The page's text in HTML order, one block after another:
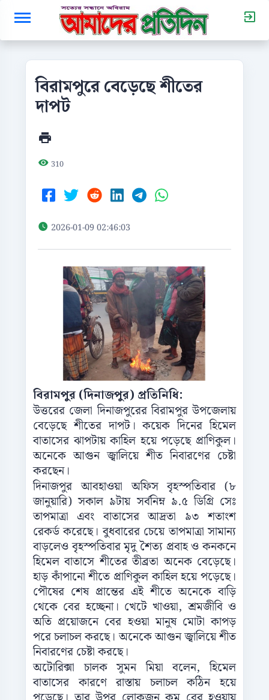
বিরামপুরে বেড়েছে শীতের
দাপট
310
2026-01-09 02:46:03
বিরামপুর (দিনাজপুর) প্রতিনিধি:
উত্তরের জেলা দিনাজপুরের বিরামপুর উপজেলায়
বেড়েছে শীতের দাপট। কয়েক দিনের হিমেল
বাতাসের ঝাপটায় কাহিল হয়ে পড়েছে প্রাণিকুল।
অনেকে আগুন জ্বালিয়ে শীত নিবারণের চেষ্টা
করছেন।
দিনাজপুর আবহাওয়া অফিস বৃহস্পতিবার (৮
জানুয়ারি) সকাল ৯টায় সর্বনিম্ন ৯.৫ ডিগ্রি সেঃ
তাপমাত্রা এবং বাতাসের আদ্রতা ৯৩ শতাংশ
রেকর্ড করেছে। বুধবারের চেয়ে তাপমাত্রা সামান্য
বাড়লেও বৃহস্পতিবার মৃদু শৈত্য প্রবাহ ও কনকনে
হিমেল বাতাসে শীতের তীব্রতা অনেক বেড়েছে।
হাড় কাঁপানো শীতে প্রাণিকুল কাহিল হয়ে পড়েছে।
পৌষের শেষ প্রান্তের এই শীতে অনেকে বাড়ি
থেকে বের হচ্ছেনা। খেটে খাওয়া, শ্রমজীবি ও
অতি প্রয়োজনে বের হওয়া মানুষ মোটা কাপড়
পরে চলাচল করছে। অনেকে আগুন জ্বালিয়ে শীত
নিবারণের চেষ্টা করছে।
অটোরিক্সা চালক সুমন মিয়া বলেন, হিমেল
বাতাসের কারণে রাস্তায় চলাচল কঠিন হয়ে